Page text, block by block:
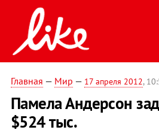
Главная — Мир — 17 апреля 2012,
Памела Андерсон
$524 тыс.